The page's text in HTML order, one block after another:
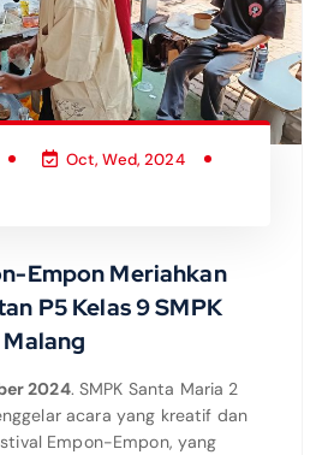
Oct, Wed, 2024
Empon Meriahkan
P5 Kelas 9 SMPK
2024. SMPK Santa Maria 2
acara yang kreatif dan
Empon-Empon, yang